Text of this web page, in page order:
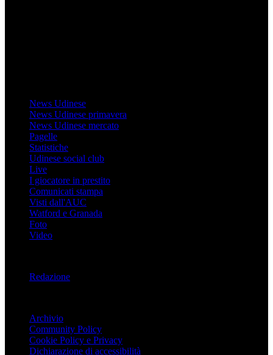
News Udinese
News Udinese primavera
News Udinese mercato
Pagelle
Statistiche
Udinese social club
Live
I giocatore in prestito
Comunicati stampa
Visti dall'AUC
Watford e Granada
Foto
Video
Redazione
Archivio
Community Policy
Cookie Policy e Privacy
Dichiarazione di accessibilità